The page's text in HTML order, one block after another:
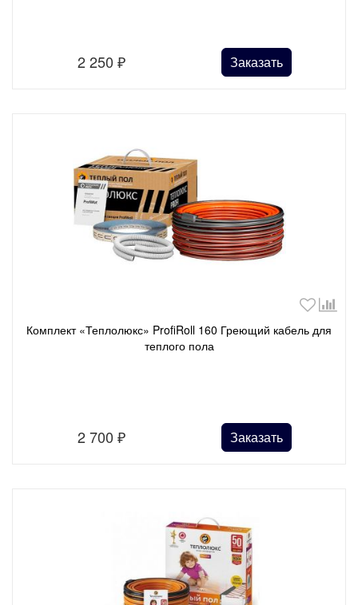
2 250₽ Заказать
Комплект «Теплолюкс» ProfiRoll 160 Греющий кабель для
теплого пола
2 700₽ Заказать